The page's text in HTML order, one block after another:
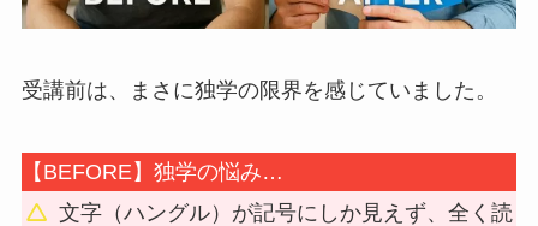
受講前は、まさに独学の限界を感じていました。
【BEFORE】独学の悩み…
文字（ハングル）が記号にしか見えず、全く読